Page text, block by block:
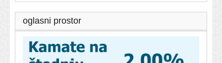
oglasni prostor